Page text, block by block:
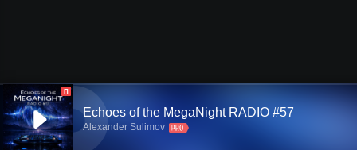
П
Echoes of the MegaNight RADIO #57
Alexander Sulimov